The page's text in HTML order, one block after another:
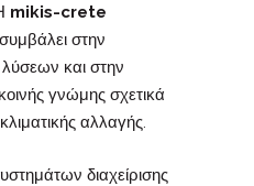
mikis-crete
στην
και στην
γνώμης σχετικά
αλλαγής.
διαχείρισης